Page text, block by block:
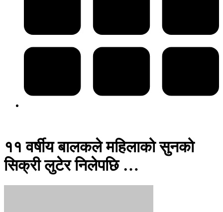
११ वर्षीय बालकले महिलाको सुनको
सिक्री लुटेर निलेपछि …